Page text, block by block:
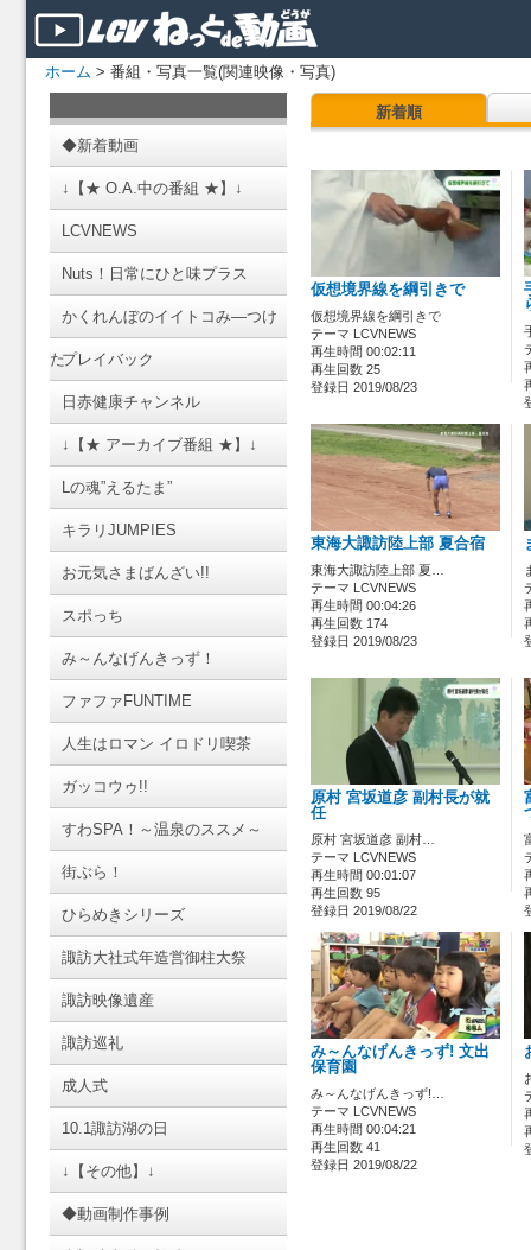
ホーム > 番組・写真一覧(関連映像・写真)
◆新着動画
↓【★ O.A.中の番組 ★】↓
LCVNEWS
Nuts！日常にひと味プラス
かくれんぼのイイトコみ―つけ
たプレイバック
日赤健康チャンネル
↓【★ アーカイブ番組 ★】↓
Lの魂”えるたま”
キラリJUMPIES
お元気さまばんざい!!
スポっち
み～んなげんきっず！
ファファFUNTIME
人生はロマン イロドリ喫茶
ガッコウゥ!!
すわSPA！～温泉のススメ～
街ぶら！
ひらめきシリーズ
諏訪大社式年造営御柱大祭
諏訪映像遺産
諏訪巡礼
成人式
10.1諏訪湖の日
↓【その他】↓
◆動画制作事例
新着順
仮想境界線を綱引きで
仮想境界線を綱引きで
テーマ LCVNEWS
再生時間 00:02:11
再生回数 25
登録日 2019/08/23
東海大諏訪陸上部 夏合宿
東海大諏訪陸上部 夏…
テーマ LCVNEWS
再生時間 00:04:26
再生回数 174
登録日 2019/08/23
原村 宮坂道彦 副村長が就
任
原村 宮坂道彦 副村…
テーマ LCVNEWS
再生時間 00:01:07
再生回数 95
登録日 2019/08/22
み～んなげんきっず! 文出
保育園
み～んなげんきっず!…
テーマ LCVNEWS
再生時間 00:04:21
再生回数 41
登録日 2019/08/22